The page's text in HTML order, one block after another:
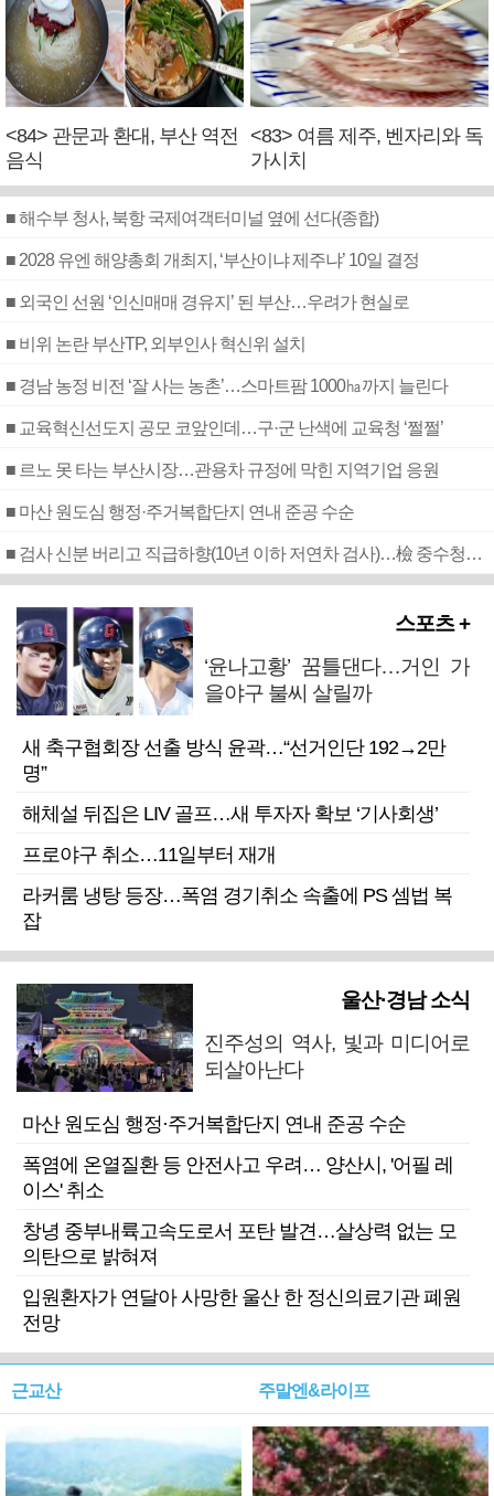
<84> 관문과 환대, 부산 역전
음식
<83> 여름 제주, 벤자리와 독
가시치
■ 해수부 청사, 북항 국제여객터미널 옆에 선다(종합)
■ 2028 유엔 해양총회 개최지, ‘부산이냐 제주냐’ 10일 결정
■ 외국인 선원 ‘인신매매 경유지’ 된 부산…우려가 현실로
■ 비위 논란 부산TP, 외부인사 혁신위 설치
■ 경남 농정 비전 ‘잘 사는 농촌’…스마트팜 1000㏊까지 늘린다
■ 교육혁신선도지 공모 코앞인데…구·군 난색에 교육청 ‘쩔쩔’
■ 르노 못 타는 부산시장…관용차 규정에 막힌 지역기업 응원
■ 마산 원도심 행정·주거복합단지 연내 준공 수순
■ 검사 신분 버리고 직급하향(10년 이하 저연차 검사)…檢 중수청행 기피
스포츠 +
‘윤나고황’ 꿈틀댄다…거인 가
을야구 불씨 살릴까
새 축구협회장 선출 방식 윤곽…“선거인단 192→2만
명”
해체설 뒤집은 LIV 골프…새 투자자 확보 ‘기사회생’
프로야구 취소…11일부터 재개
라커룸 냉탕 등장…폭염 경기취소 속출에 PS 셈법 복
잡
울산·경남 소식
진주성의 역사, 빛과 미디어로
되살아난다
마산 원도심 행정·주거복합단지 연내 준공 수순
폭염에 온열질환 등 안전사고 우려… 양산시, '어필 레
이스' 취소
창녕 중부내륙고속도로서 포탄 발견…살상력 없는 모
의탄으로 밝혀져
입원환자가 연달아 사망한 울산 한 정신의료기관 폐원
전망
근교산 주말엔&라이프